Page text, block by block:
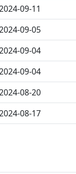
09-11
09-05
09-04
09-04
08-20
08-17